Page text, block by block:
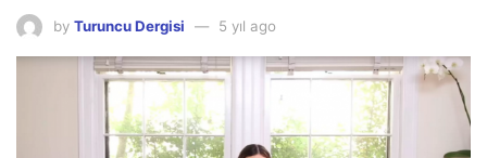
by Turuncu Dergisi 5 yıl ago